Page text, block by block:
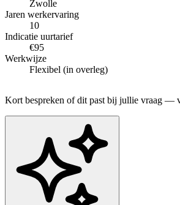
Zwolle
Jaren werkervaring
10
Indicatie uurtarief
€95
Werkwijze
Flexibel (in overleg)
Kort bespreken of dit past bij jullie vraag —